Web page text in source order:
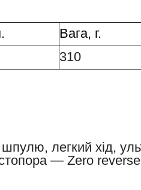
Вага, г.
310
легкий хід,
— Zero